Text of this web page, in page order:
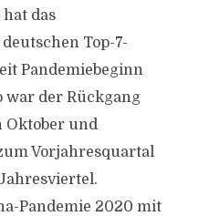
das
Top-7-
Pandemiebeginn
war der Rückgang
Oktober und
Vorjahresquartal
Pandemie 2020 mit